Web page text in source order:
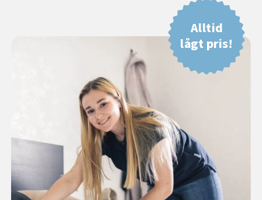
Alltid
lågt pris!